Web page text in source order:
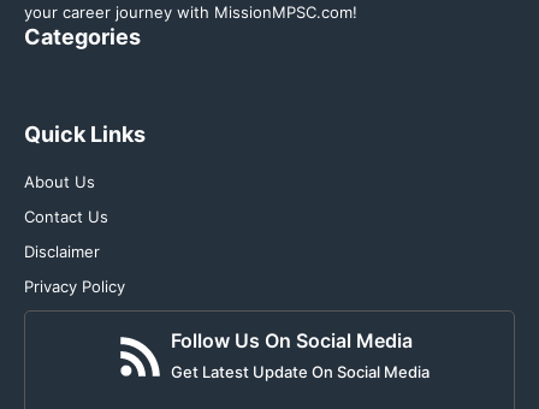
your career journey with MissionMPSC.com!
Categories
Quick Links
About Us
Contact Us
Disclaimer
Privacy Policy
Follow Us On Social Media
Get Latest Update On Social Media